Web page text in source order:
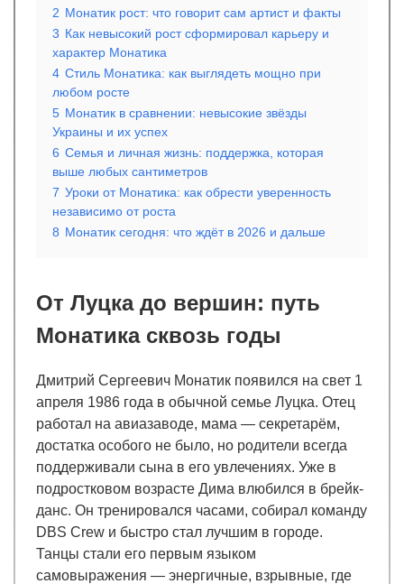
2 Монатик рост: что говорит сам артист и факты
3 Как невысокий рост сформировал карьеру и
характер Монатика
4 Стиль Монатика: как выглядеть мощно при
любом росте
5 Монатик в сравнении: невысокие звёзды
Украины и их успех
6 Семья и личная жизнь: поддержка, которая
выше любых сантиметров
7 Уроки от Монатика: как обрести уверенность
независимо от роста
8 Монатик сегодня: что ждёт в 2026 и дальше
От Луцка до вершин: путь
Монатика сквозь годы
Дмитрий Сергеевич Монатик появился на свет 1
апреля 1986 года в обычной семье Луцка. Отец
работал на авиазаводе, мама — секретарём,
достатка особого не было, но родители всегда
поддерживали сына в его увлечениях. Уже в
подростковом возрасте Дима влюбился в брейк-
данс. Он тренировался часами, собирал команду
DBS Crew и быстро стал лучшим в городе.
Танцы стали его первым языком
самовыражения — энергичные, взрывные, где